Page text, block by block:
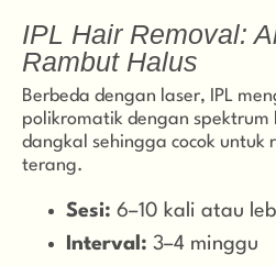
IPL Hair Removal:
Rambut Halus
Berbeda dengan laser, IPL
polikromatik dengan spektrum
dangkal sehingga cocok untuk
terang.
Sesi: 6–10 kali atau
Interval: 3–4 minggu